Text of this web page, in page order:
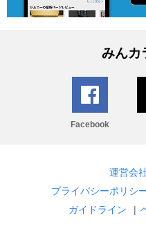
みんカ
Facebook
運営会
プライバシーポリシ
ガイドライン
|